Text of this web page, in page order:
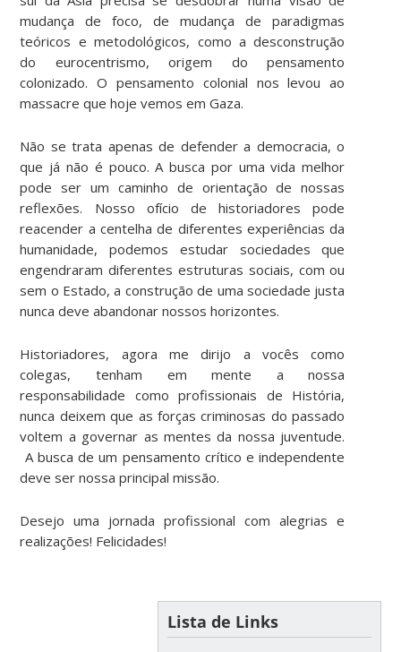
mudança de foco, de mudança de paradigmas
teóricos e metodológicos, como a desconstrução
do eurocentrismo, origem do pensamento
colonizado. O pensamento colonial nos levou ao
massacre que hoje vemos em Gaza.
Não se trata apenas de defender a democracia, o
que já não é pouco. A busca por uma vida melhor
pode ser um caminho de orientação de nossas
reflexões. Nosso ofício de historiadores pode
reacender a centelha de diferentes experiências da
humanidade, podemos estudar sociedades que
engendraram diferentes estruturas sociais, com ou
sem o Estado, a construção de uma sociedade justa
nunca deve abandonar nossos horizontes.
Historiadores, agora me dirijo a vocês como
colegas, tenham em mente a nossa
responsabilidade como profissionais de História,
nunca deixem que as forças criminosas do passado
voltem a governar as mentes da nossa juventude.
A busca de um pensamento crítico e independente
deve ser nossa principal missão.
Desejo uma jornada profissional com alegrias e
realizações! Felicidades!
Lista de Links